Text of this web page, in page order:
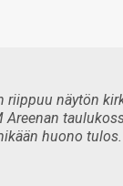
näytön
huono tulos.